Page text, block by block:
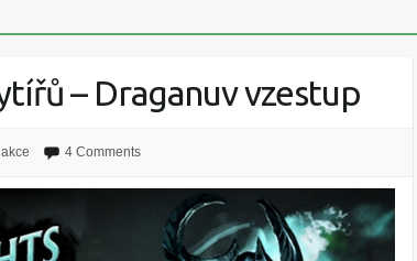
– Draganuv vzestup
4 Comments